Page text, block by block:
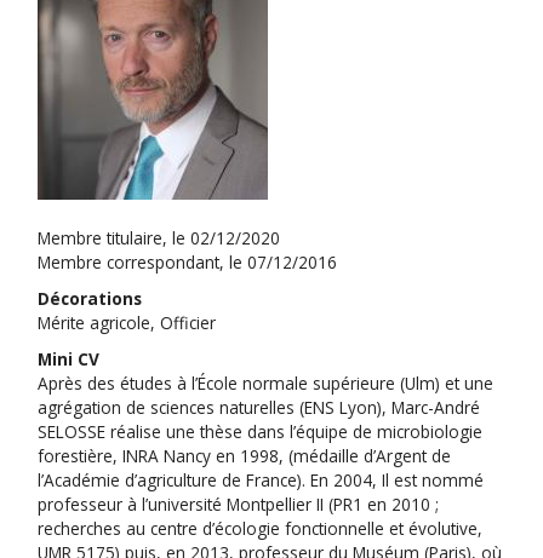
Membre titulaire, le 02/12/2020
Membre correspondant, le 07/12/2016
Décorations
Mérite agricole, Officier
Mini CV
Après des études à l’École normale supérieure (Ulm) et une
agrégation de sciences naturelles (ENS Lyon), Marc-André
SELOSSE réalise une thèse dans l’équipe de microbiologie
forestière, INRA Nancy en 1998, (médaille d’Argent de
l’Académie d’agriculture de France). En 2004, Il est nommé
professeur à l’université Montpellier II (PR1 en 2010 ;
recherches au centre d’écologie fonctionnelle et évolutive,
UMR 5175) puis, en 2013, professeur du Muséum (Paris), où